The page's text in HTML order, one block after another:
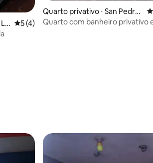
5 de uma avaliação média de 5, 4
5 (4)
Quarto privativo ⋅ San Pedro
La Laguna
Quarto com banheiro privativo